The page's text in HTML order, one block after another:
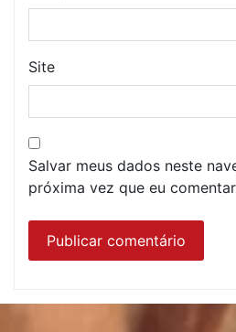
Site
Salvar meus dados neste
próxima vez que eu